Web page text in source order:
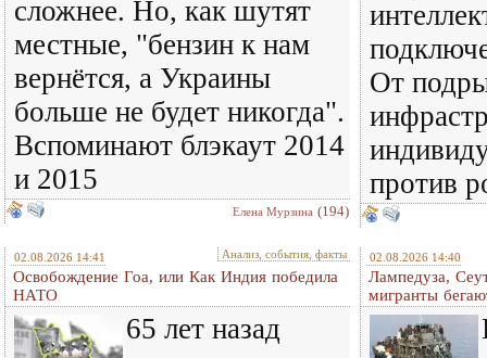
сложнее. Но, как шутят
местные, "бензин к нам
вернётся, а Украины
больше не будет никогда".
Вспоминают блэкаут 2014
и 2015
Елена Мурзина (194)
От
против
02.08.2026 14:41 Анализ, события, факты
Освобождение Гоа, или Как Индия победила
НАТО
65 лет назад
02.08.2026 14:40
Лампедуза,
мигранты